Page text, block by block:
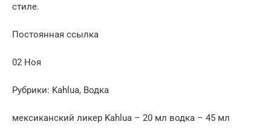
стиле.
Постоянная ссылка
02 Ноя
Рубрики: Kahlua, Водка
мексиканский ликер Kahlua – 20 мл водка – 45 мл